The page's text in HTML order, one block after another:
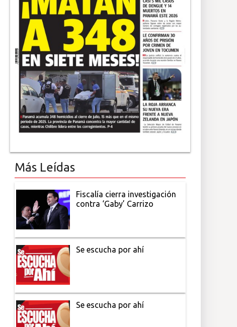
Más Leídas
Fiscalía cierra investigación
contra ‘Gaby’ Carrizo
Se escucha por ahí
Se escucha por ahí